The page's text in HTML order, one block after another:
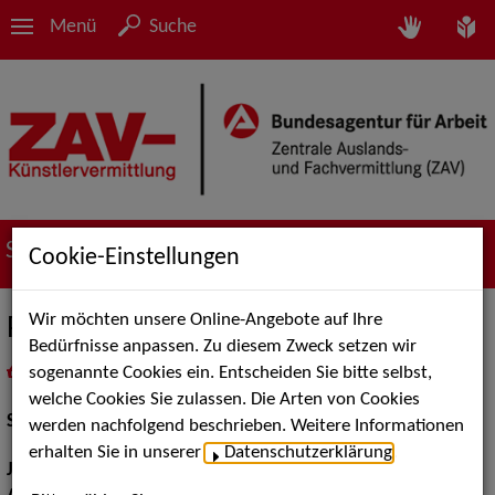
Menü Suche
Suche nach Künstler*innen
Patricia Meeden
als PDF speichern
inMeine Merklistelegen
Schauspiel:Film und TV
Jahrgang:
Cookie-Einstellungen
Wir möchten unsere Online-Angebote auf Ihre
Bedürfnisse anpassen. Zu diesem Zweck setzen wir
sogenannte Cookies ein. Entscheiden Sie bitte selbst,
welche Cookies Sie zulassen. Die Arten von Cookies
werden nachfolgend beschrieben. Weitere Informationen
erhalten Sie in unserer
Datenschutzerklärung